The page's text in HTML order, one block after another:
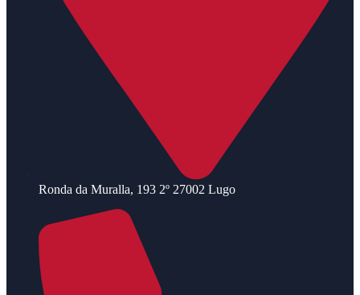
Ronda da Muralla, 193 2º 27002 Lugo